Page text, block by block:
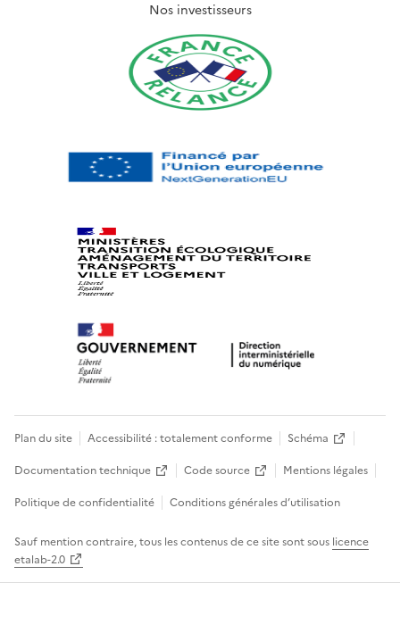
Nos investisseurs
Plan du site Accessibilité : totalement conforme
Schéma
Documentation technique
Code source
Mentions légales
Politique de confidentialité
Conditions générales d’utilisation
Sauf mention contraire, tous les contenus de ce site sont sous licence
etalab-2.0